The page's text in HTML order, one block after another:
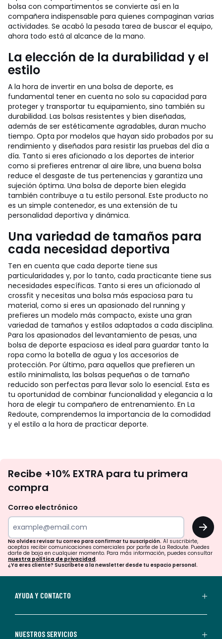
bolsa con compartimentos se convierte así en la
compañera indispensable para quienes compaginan varias
actividades. Se acabó la pesada tarea de buscar el equipo,
ahora todo está al alcance de la mano.
La elección de la durabilidad y el
estilo
A la hora de invertir en una bolsa de deporte, es
fundamental tener en cuenta no solo su capacidad para
proteger y transportar tu equipamiento, sino también su
durabilidad. Las bolsas resistentes y bien diseñadas,
además de ser estéticamente agradables, duran mucho
tiempo. Opta por modelos que hayan sido probados por su
rendimiento y diseñados para resistir las pruebas del día a
día. Tanto si eres aficionado a los deportes de interior
como si prefieres entrenar al aire libre, una buena bolsa
reduce el desgaste de tus pertenencias y garantiza una
sujeción óptima. Una bolsa de deporte bien elegida
también contribuye a tu estilo personal. Este producto no
es un simple contenedor, es una extensión de tu
personalidad deportiva y dinámica.
Una variedad de tamaños para
cada necesidad deportiva
Ten en cuenta que cada deporte tiene sus
particularidades y, por lo tanto, cada practicante tiene sus
necesidades específicas. Tanto si eres un aficionado al
crossfit y necesitas una bolsa más espaciosa para tu
material, como si eres un apasionado del running y
prefieres un modelo más compacto, existe una gran
variedad de tamaños y estilos adaptados a cada disciplina.
Para los apasionados del levantamiento de pesas, una
bolsa de deporte espaciosa es ideal para guardar tanto la
ropa como la botella de agua y los accesorios de
protección. Por último, para aquellos que prefieren un
estilo minimalista, las bolsas pequeñas o de tamaño
reducido son perfectas para llevar solo lo esencial. Esta es
tu oportunidad de combinar funcionalidad y elegancia a la
hora de elegir tu compañero de entrenamiento. En La
Redoute, comprendemos la importancia de la comodidad
y el estilo a la hora de practicar deporte.
te
tu
para
confirmar
tu
suscripción.
aceptas
Recibe +10% EXTRA para tu primera
compra
Correo electrónico
OK
No olvides revisar tu correo para confirmar tu suscripción. Al suscribirte,
aceptas recibir comunicaciones comerciales por parte de La Redoute. Puedes
darte de baja en cualquier momento. Para más información, puedes consultar
nuestra política de privacidad.
¿Ya eres cliente? Suscríbete a la newsletter desde tu espacio personal.
AYUDA Y CONTACTO
NUESTROS SERVICIOS